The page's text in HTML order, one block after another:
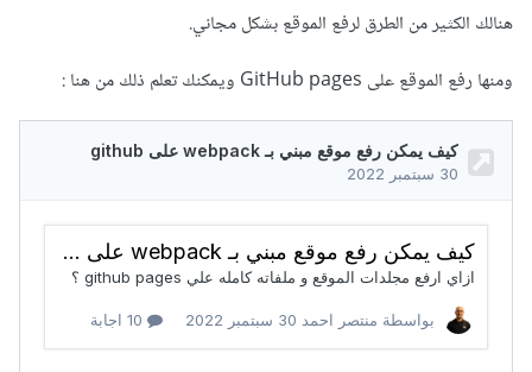
هنالك الكثير من الطرق لرفع الموقع بشكل مجاني.
ومنها رفع الموقع على GitHub pages ويمكنك تعلم ذلك من هنا